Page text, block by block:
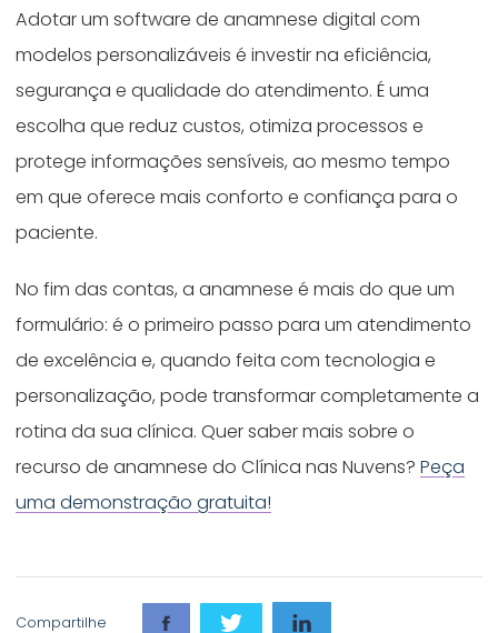
Adotar um software de anamnese digital com
modelos personalizáveis é investir na eficiência,
segurança e qualidade do atendimento. É uma
escolha que reduz custos, otimiza processos e
protege informações sensíveis, ao mesmo tempo
em que oferece mais conforto e confiança para o
paciente.
No fim das contas, a anamnese é mais do que um
formulário: é o primeiro passo para um atendimento
de excelência e, quando feita com tecnologia e
personalização, pode transformar completamente a
rotina da sua clínica. Quer saber mais sobre o
recurso de anamnese do Clínica nas Nuvens?Peça
uma demonstração gratuita!
Compartilhe